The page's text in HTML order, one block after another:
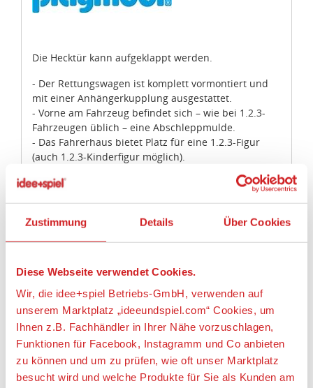
Zustimmung Details Über Cookies
Diese Webseite verwendet Cookies.
Wir, die idee+spiel Betriebs-GmbH, verwenden auf
unserem Marktplatz „ideeundspiel.com“ Cookies, um
Ihnen z.B. Fachhändler in Ihrer Nähe vorzuschlagen,
Funktionen für Facebook, Instagramm und Co anbieten
zu können und um zu prüfen, wie oft unser Marktplatz
besucht wird und welche Produkte für Sie als Kunden am
Die Hecktür kann aufgeklappt werden.
- Der Rettungswagen ist komplett vormontiert und
mit einer Anhängerkupplung ausgestattet.
- Vorne am Fahrzeug befindet sich – wie bei 1.2.3-
Fahrzeugen üblich – eine Abschleppmulde.
- Das Fahrerhaus bietet Platz für eine 1.2.3-Figur
(auch 1.2.3-Kinderfigur möglich).
aufklappen und rastet beim Schließen ein.
- Die Patientenliege im Krankenwagenaufsatz ist für
eine 1.2.3-Erwachsenen- oder eine 1.2.3-Kinderfigur
ausgelegt. Die Figur wird diagonal hineingelegt und
die Arzttasche kann vor die Figur gestellt werden.
Artikeleigenschaften:
Geeignetes Alter
Ab 1½ Jahre